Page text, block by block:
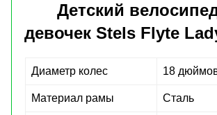
Детский
девочек Stels Flyte
Диаметр колес 18
Материал рамы Сталь